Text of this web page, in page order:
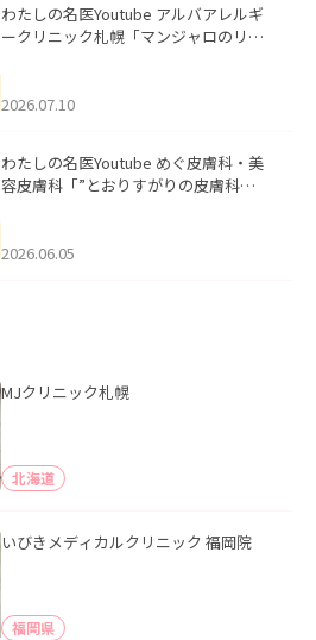
わたしの名医Youtube アルバアレルギ
ークリニック札幌「マンジャロのリア
た。
2026.07.10
わたしの名医Youtube めぐ皮膚科・美
容皮膚科「”とおりすがりの皮膚科
2026.06.05
MJクリニック札幌
北海道
いびきメディカルクリニック 福岡院
福岡県